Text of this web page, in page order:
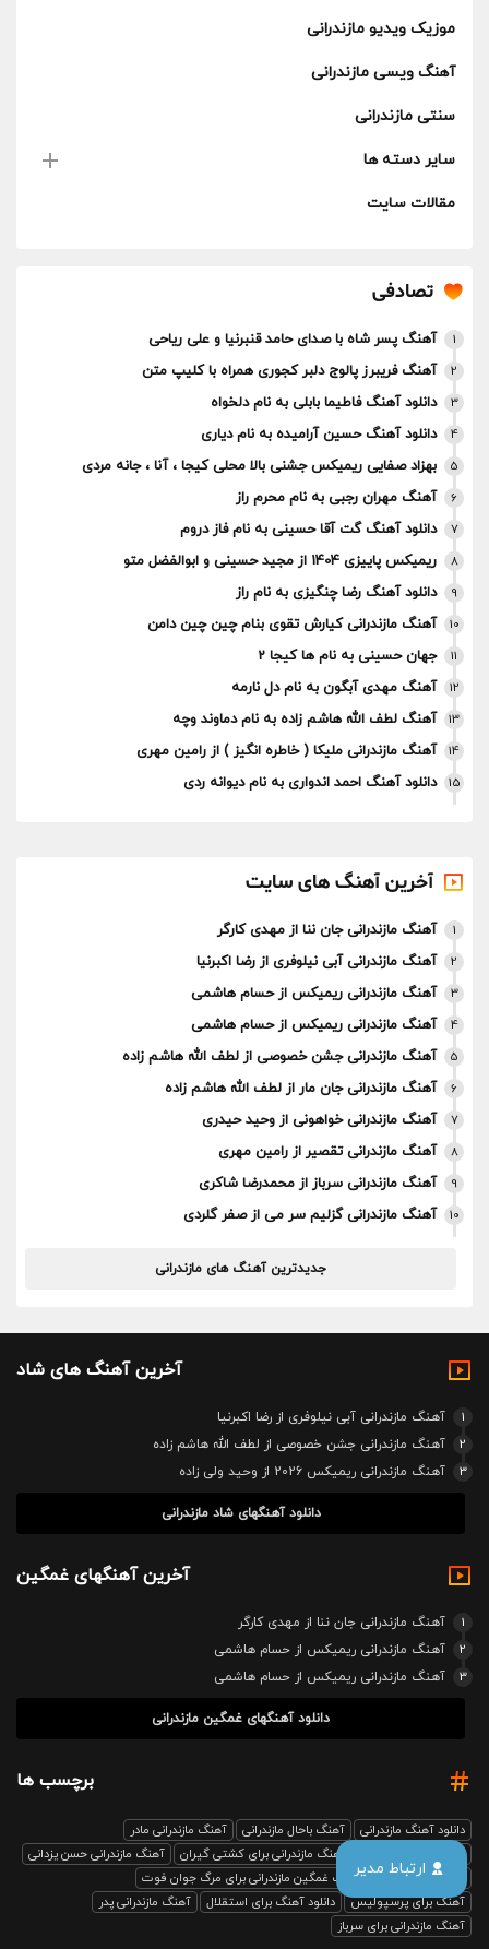
ارتباط مدیر
موزیک ویدیو مازندرانی
آهنگ ویسی مازندرانی
سنتی مازندرانی
سایر دسته ها
مقالات سایت
تصادفی
1 آهنگ پسر شاه با صدای حامد قنبرنیا و علی ریاحی
2 آهنگ فریبرز پالوج دلبر کجوری همراه با کلیپ متن
3 دانلود آهنگ فاطیما بابلی به نام دلخواه
4 دانلود آهنگ حسین آرامیده به نام دیاری
5 بهزاد صفایی ریمیکس جشنی بالا محلی کیجا ، آنا ، جانه مردی
6 آهنگ مهران رجبی به نام محرم راز
7 دانلود آهنگ گت آقا حسینی به نام فاز دروم
8 ریمیکس پاییزی 1404 از مجید حسینی و ابوالفضل متو
9 دانلود آهنگ رضا چنگیزی به نام راز
10 آهنگ مازندرانی کیارش تقوی بنام چین چین دامن
11 جهان حسینی به نام ها کیجا 2
12 آهنگ مهدی آبگون به نام دل نارمه
13 آهنگ لطف الله هاشم‌ زاده به نام دماوند وچه
14 آهنگ مازندرانی ملیکا ( خاطره انگیز ) از رامین مهری
15 دانلود آهنگ احمد اندواری به نام دیوانه ردی
آخرین آهنگ های سایت
1 آهنگ مازندرانی جان ننا از مهدی کارگر
2 آهنگ مازندرانی آبی نیلوفری از رضا اکبرنیا
3 آهنگ مازندرانی ریمیکس از حسام هاشمی
4 آهنگ مازندرانی ریمیکس از حسام هاشمی
5 آهنگ مازندرانی جشن خصوصی از لطف الله هاشم زاده
6 آهنگ مازندرانی جان مار از لطف الله هاشم زاده
7 آهنگ مازندرانی خواهونی از وحید حیدری
8 آهنگ مازندرانی تقصیر از رامین مهری
9 آهنگ مازندرانی سرباز از محمدرضا شاکری
10 آهنگ مازندرانی گزلیم سر می از صفر گلردی
جدیدترین آهنگ های مازندرانی
آخرین آهنگ های شاد
1
آهنگ مازندرانی آبی نیلوفری از رضا اکبرنیا
2
آهنگ مازندرانی جشن خصوصی از لطف الله هاشم زاده
3
آهنگ مازندرانی ریمیکس 2026 از وحید ولی زاده
دانلود آهنگهای شاد مازندرانی
آخرین آهنگهای غمگین
1
آهنگ مازندرانی جان ننا از مهدی کارگر
2
آهنگ مازندرانی ریمیکس از حسام هاشمی
3
آهنگ مازندرانی ریمیکس از حسام هاشمی
دانلود آهنگهای غمگین مازندرانی
برچسب ها
دانلود آهنگ مازندرانی آهنگ باحال مازندرانی
آهنگ مازندرانی مادر
آهنگ مازندرانی برای کشتی گیران
آهنگ مازندرانی حسن یزدانی
بابل صدا ریمیکس
آهنگ غمگین مازندرانی برای مرگ جوان فوت
آهنگ برای پرسپولیس
دانلود آهنگ برای استقلال
آهنگ مازندرانی پدر
آهنگ مازندرانی برای سرباز